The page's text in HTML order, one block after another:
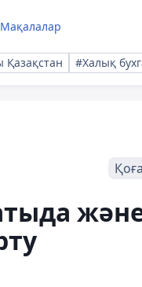
Мақалалар
#Халық